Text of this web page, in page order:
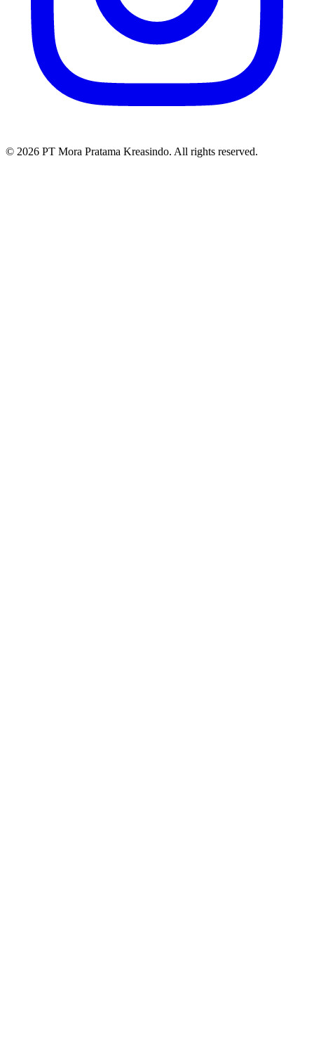
© 2026 PT Mora Pratama Kreasindo. All rights reserved.